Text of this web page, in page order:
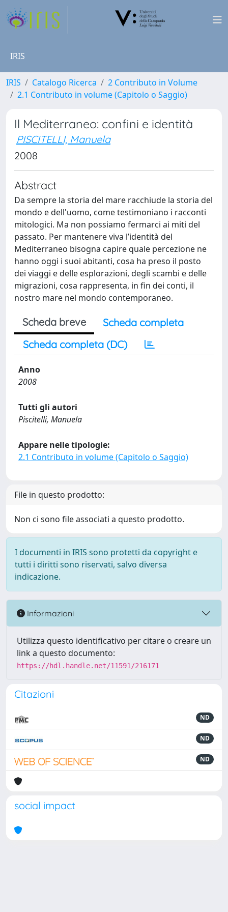
IRIS
IRIS Catalogo Ricerca
2 Contributo in Volume
2.1 Contributo in volume (Capitolo o Saggio)
Il Mediterraneo: confini e identità
PISCITELLI, Manuela
2008
Abstract
Da sempre la storia del mare racchiude la storia del
mondo e dell'uomo, come testimoniano i racconti
mitologici. Ma non possiamo fermarci ai miti del
passato. Per mantenere viva l’identità del
Mediterraneo bisogna capire quale percezione ne
hanno oggi i suoi abitanti, cosa ha preso il posto
dei viaggi e delle esplorazioni, degli scambi e delle
migrazioni, cosa rappresenta, in fin dei conti, il
nostro mare nel mondo contemporaneo.
Scheda breve
Scheda completa
Scheda completa (DC)
Anno
2008
Tutti gli autori
Piscitelli, Manuela
Appare nelle tipologie:
2.1 Contributo in volume (Capitolo o Saggio)
File in questo prodotto:
Non ci sono file associati a questo prodotto.
I documenti in IRIS sono protetti da copyright e
tutti i diritti sono riservati, salvo diversa
indicazione.
Informazioni
Utilizza questo identificativo per citare o creare un
link a questo documento:
https://hdl.handle.net/11591/216171
Citazioni
ND
ND
ND
social impact